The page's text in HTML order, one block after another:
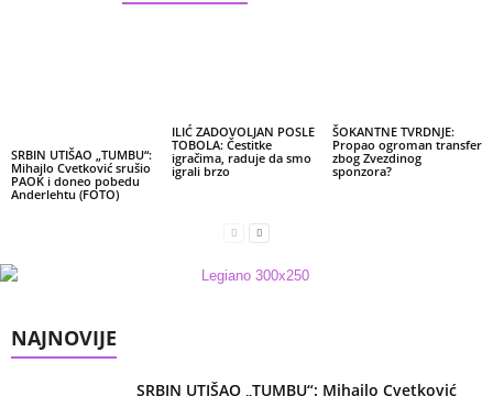
SRBIN UTIŠAO „TUMBU“:
Mihajlo Cvetković srušio
PAOK i doneo pobedu
Anderlehtu (FOTO)
ILIĆ ZADOVOLJAN POSLE
TOBOLA: Čestitke
igračima, raduje da smo
igrali brzo
ŠOKANTNE TVRDNJE:
Propao ogroman transfer
zbog Zvezdinog
sponzora?
NAJNOVIJE
SRBIN UTIŠAO „TUMBU“: Mihajlo Cvetković